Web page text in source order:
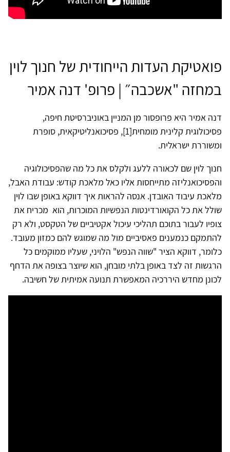
פואטיקת העדות הייחודית של חנוך לוין
במחזה "אשכבה״ | פרופ' דנה אמיר
דנה אמיר היא פרופסור מן המניין באוניברסיטת חיפה,
פסיכולוגית קלינית מומחית[1], פסיכואנליטיקאית, סופרת
ומשוררת ישראלית.
חנוך לוין שם לכאורה ללעג ולקלס את כל מה שהפסיכולוגיה
והפסיכואנליזה מתייחסות אליו כאל מלאכת קודש: עבודת האבל,
מלאכת עיבוד האובדן. אנסה להראות איך דווקא באופן שבו לוין
שולל את כל הקואורדינטות הנפשיות המוכרות, הוא מכריח את
צופיו לעבור בתוכם תהליכי עיכול אקטיביים של הטקסט, ולא רק
להתמקם כנמענים פאסיביים מול מה שמוגש להם כמזון מעובד.
כלומר, דווקא הציר "שווה הנפש" הלויני, שעליו ממוקמים כל
הרגשות זה לצד באופן בלתי מובחן, הוא שיוצר בצופה את הדחף
לכונן מחדש היררכיה המאפשרת תנועה אמיתית של חשיבה.